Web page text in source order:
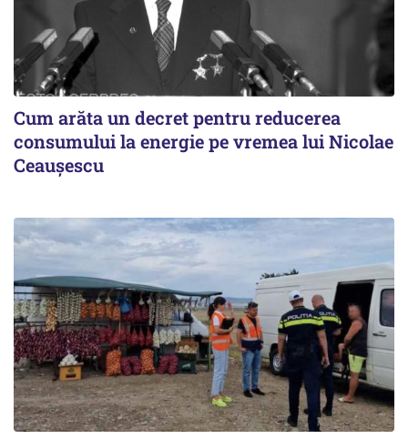
Cum arăta un decret pentru reducerea
consumului la energie pe vremea lui Nicolae
Ceaușescu